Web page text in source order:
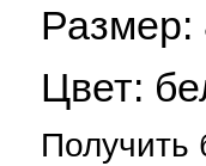
Размер:
Цвет: